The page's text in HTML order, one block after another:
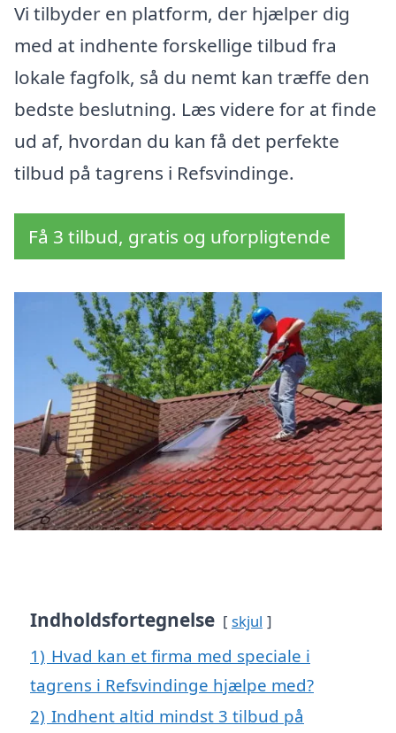
Vi tilbyder en platform, der hjælper dig
med at indhente forskellige tilbud fra
lokale fagfolk, så du nemt kan træffe den
bedste beslutning. Læs videre for at finde
ud af, hvordan du kan få det perfekte
tilbud på tagrens i Refsvindinge.
Få 3 tilbud, gratis og uforpligtende
Indholdsfortegnelse skjul
1) Hvad kan et firma med speciale i
tagrens i Refsvindinge hjælpe med?
2) Indhent altid mindst 3 tilbud på